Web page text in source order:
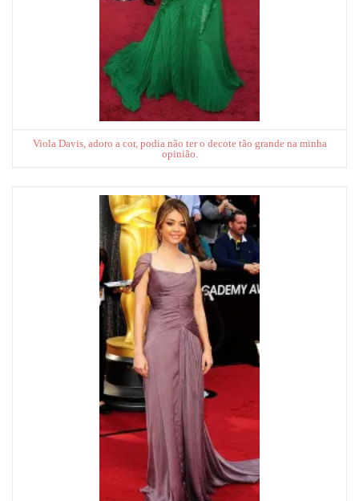
Viola Davis, adoro a cor, podia não ter o decote tão grande na minha
opinião.